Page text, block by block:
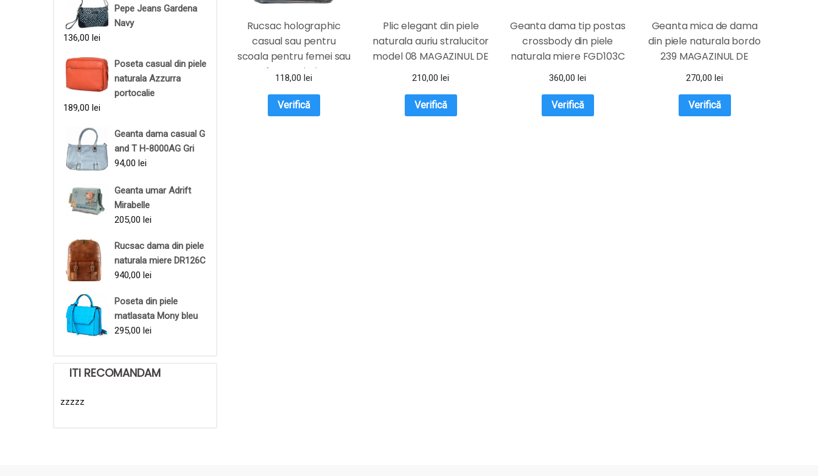
Pepe Jeans Gardena
Navy
136,00 lei
Poseta casual din piele
naturala Azzurra
portocalie
189,00 lei
Geanta dama casual G
and T H-8000AG Gri
94,00 lei
Geanta umar Adrift
Mirabelle
205,00 lei
Rucsac dama din piele
naturala miere DR126C
940,00 lei
Poseta din piele
matlasata Mony bleu
295,00 lei
ITI RECOMANDAM
zzzzz
Rucsac holographic
casual sau pentru
scoala pentru femei sau
fete argintiu
118,00lei
Verifică
Plic elegant din piele
naturala auriu stralucitor
model 08 MAGAZINUL DE
GENTI
210,00lei
Verifică
Geanta dama tip postas
crossbody din piele
naturala miere FGD103C
360,00lei
Verifică
Geanta mica de dama
din piele naturala bordo
239 MAGAZINUL DE
GENTI
270,00lei
Verifică